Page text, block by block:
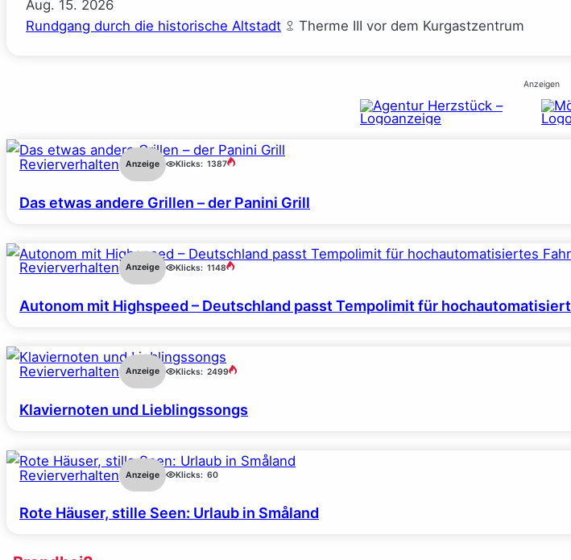
Aug. 15. 2026
Rundgang durch die historische Altstadt
Therme III vor dem Kurgastzentrum
Anzeigen
Revierverhalten Anzeige Klicks: 1387
Das etwas andere Grillen – der Panini Grill
Revierverhalten Anzeige Klicks: 1148
Autonom mit Highspeed – Deutschland passt Tempolimit für
Revierverhalten Anzeige Klicks: 2499
Klaviernoten und Lieblingssongs
Revierverhalten Anzeige Klicks: 60
Rote Häuser, stille Seen: Urlaub in Småland